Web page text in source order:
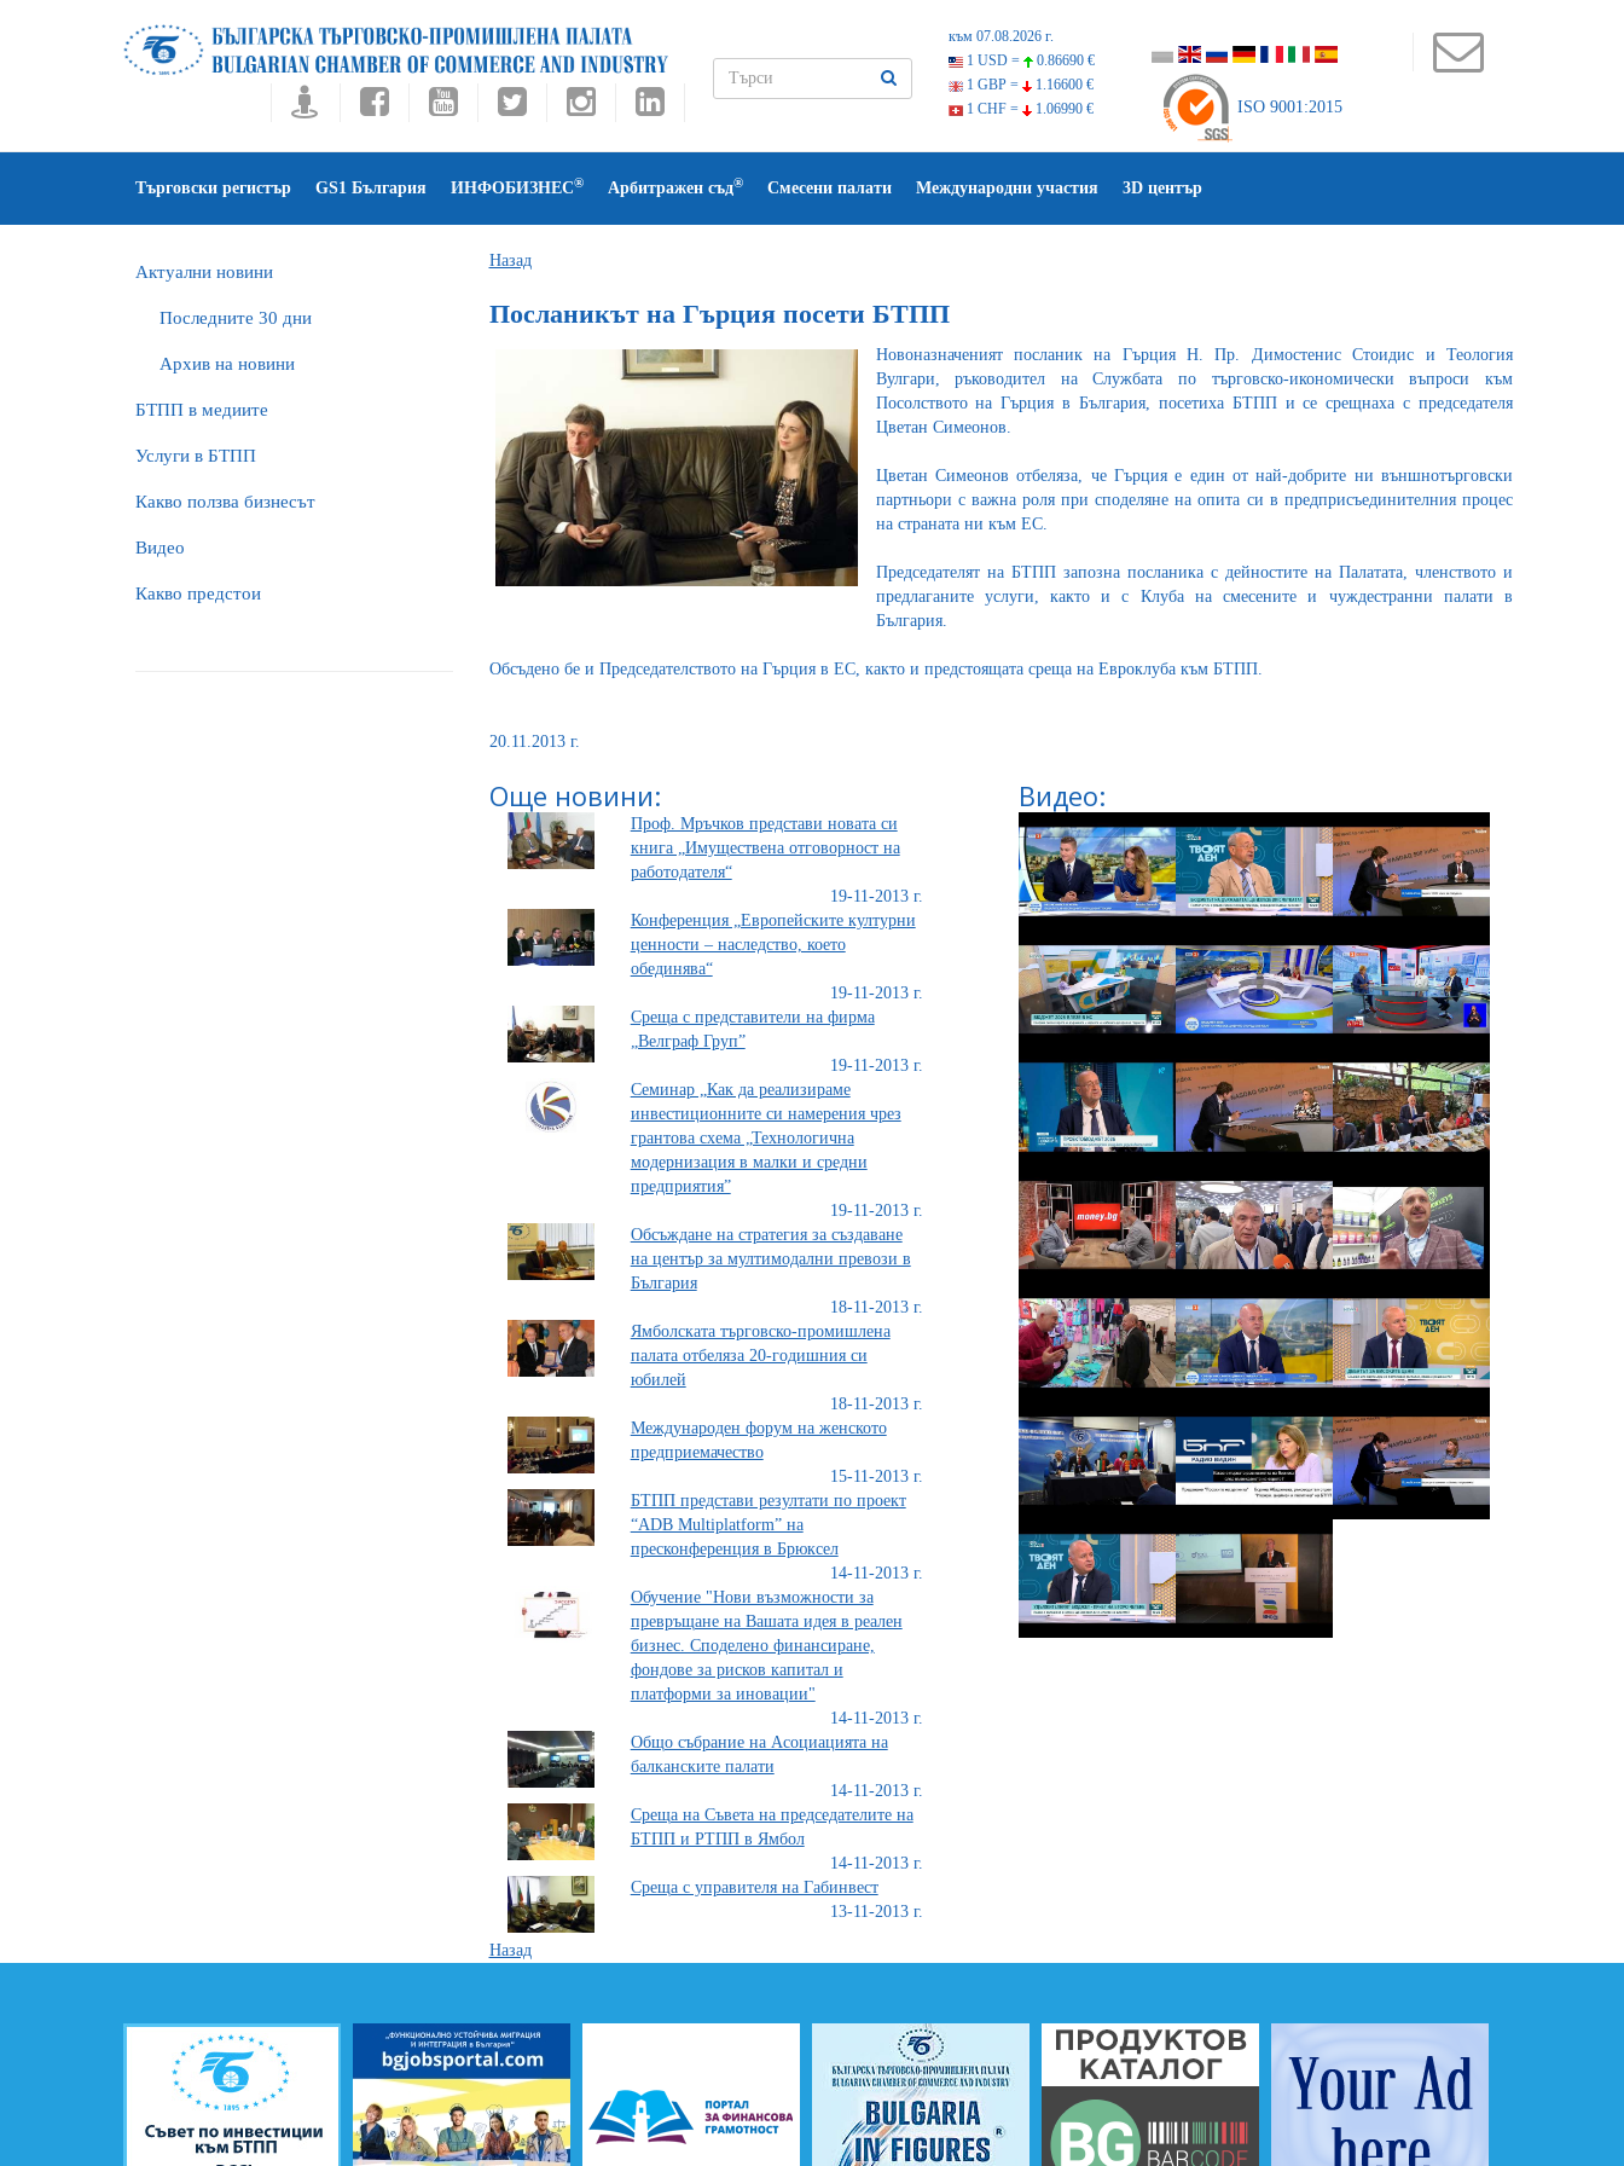
към 07.08.2026 г.
1 USD =
0.86690 €
1 GBP =
1.16600 €
1 CHF =
1.06990 € ISO 9001:2015
Търговски регистър GS1 България ИНФОБИЗНЕС® Арбитражен съд® Смесени палати Международни участия 3D център
Актуални новини
Последните 30 дни
Архив на новини
БTПП в медиите
Услуги в БТПП
Какво ползва бизнесът
Видео
Какво предстои
Назад
Посланикът на Гърция посети БТПП
Новоназначеният посланик на Гърция Н. Пр. Димостенис Стоидис и Теология
Вулгари, ръководител на Службата по търговско-икономически въпроси към
Посолството на Гърция в България, посетиха БТПП и се срещнаха с председателя
Цветан Симеонов.
Цветан Симеонов отбеляза, че Гърция е един от най-добрите ни външнотърговски
партньори с важна роля при споделяне на опита си в предприсъединителния процес
на страната ни към ЕС.
Председателят на БТПП запозна посланика с дейностите на Палатата, членството и
предлаганите услуги, както и с Клуба на смесените и чуждестранни палати в
България.
Обсъдено бе и Председателството на Гърция в ЕС, както и предстоящата среща на Евроклуба към БТПП.
20.11.2013 г.
Още новини:
Проф. Мръчков представи новата си
книга „Имуществена отговорност на
работодателя“
19-11-2013 г.
Конференция „Европейските културни
ценности – наследство, което
обединява“
19-11-2013 г.
Среща с представители на фирма
„Велграф Груп”
19-11-2013 г.
Семинар „Как да реализираме
инвестиционните си намерения чрез
грантова схема „Технологична
модернизация в малки и средни
предприятия”
19-11-2013 г.
Обсъждане на стратегия за създаване
на център за мултимодални превози в
България
18-11-2013 г.
Ямболската търговско-промишлена
палата отбеляза 20-годишния си
юбилей
18-11-2013 г.
Международен форум на женското
предприемачество
15-11-2013 г.
БТПП представи резултати по проект
“ADB Multiplatform” на
пресконференция в Брюксел
14-11-2013 г.
Обучение "Нови възможности за
превръщане на Вашата идея в реален
бизнес. Споделено финансиране,
фондове за рисков капитал и
платформи за иновации"
14-11-2013 г.
Общо събрание на Асоциацията на
балканските палати
14-11-2013 г.
Среща на Съвета на председателите на
БТПП и РТПП в Ямбол
14-11-2013 г.
Среща с управителя на Габинвест
13-11-2013 г.
Видео:
Назад